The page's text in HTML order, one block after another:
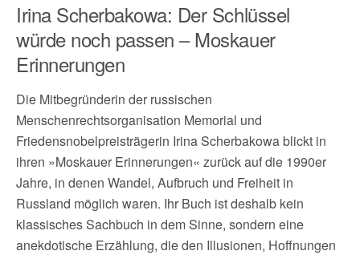
Irina Scherbakowa: Der Schlüssel
würde noch passen – Moskauer
Erinnerungen
Die Mitbegründerin der russischen
Menschenrechtsorganisation Memorial und
Friedensnobelpreisträgerin Irina Scherbakowa blickt in
ihren »Moskauer Erinnerungen« zurück auf die 1990er
Jahre, in denen Wandel, Aufbruch und Freiheit in
Russland möglich waren. Ihr Buch ist deshalb kein
klassisches Sachbuch in dem Sinne, sondern eine
anekdotische Erzählung, die den Illusionen, Hoffnungen